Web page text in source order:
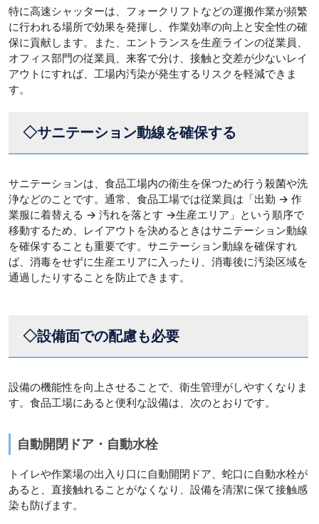
特に高速シャッターは、フォークリフトなどの運搬作業が頻繁
に行われる場所で効果を発揮し、作業効率の向上と安全性の確
保に貢献します。また、エントランスを生産ラインの従業員、
オフィス部門の従業員、来客で分け、接触と交差が少ないレイ
アウトにすれば、工場内汚染が発生するリスクを軽減できま
す。
◇サニテーション動線を確保する
サニテーションは、食品工場内の衛生を保つため行う殺菌や洗
浄などのことです。通常、食品工場では従業員は「出勤 → 作
業服に着替える → 汚れを落とす →生産エリア」という順序で
移動するため、レイアウトを決めるときはサニテーション動線
を確保することも重要です。サニテーション動線を確保すれ
ば、消毒をせずに生産エリアに入ったり、消毒後に汚染区域を
通過したりすることを防止できます。
◇設備面での配慮も必要
設備の機能性を向上させることで、衛生管理がしやすくなりま
す。食品工場にあると便利な設備は、次のとおりです。
自動開閉ドア・自動水栓
トイレや作業場の出入り口に自動開閉ドア、蛇口に自動水栓が
あると、直接触れることがなくなり、設備を清潔に保て接触感
染も防げます。